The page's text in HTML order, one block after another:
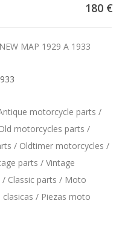
180 €
MAP 1929 A 1933
motorcycle parts /
motorcycles parts /
/ Oldtimer motorcycles /
parts / Vintage
Classic parts / Moto
/ Piezas moto